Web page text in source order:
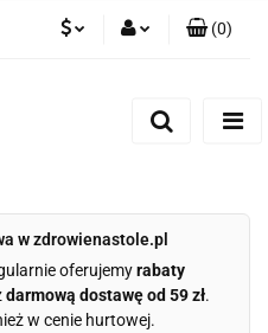
(0)
w zdrowienastole.pl
oferujemyrabaty
darmową dostawę od 59 zł.
w cenie hurtowej.